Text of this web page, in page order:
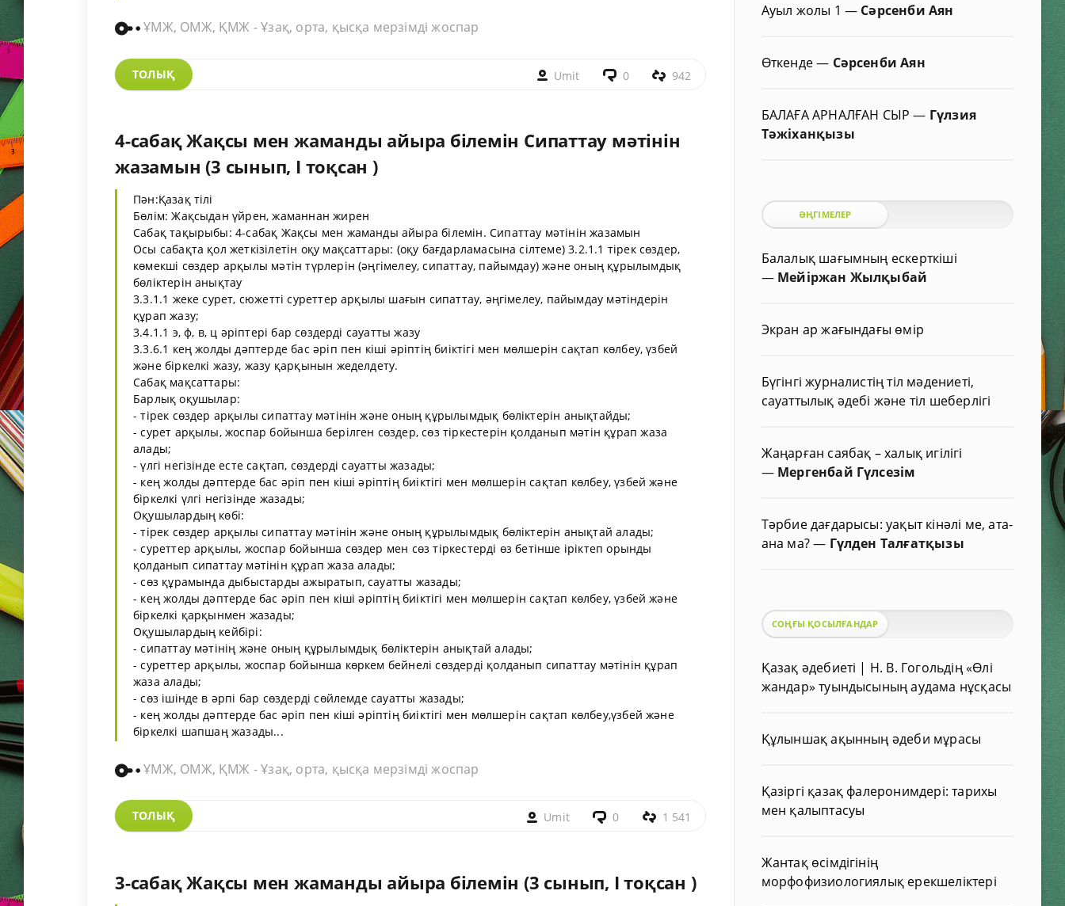
ҰМЖ, ОМЖ, ҚМЖ - Ұзақ, орта, қысқа мерзімді жоспар
ТОЛЫҚ Umit 0 942
4-сабақ Жақсы мен жаманды айыра білемін Сипаттау мәтінін
жазамын (3 сынып, I тоқсан )
Пән:Қазақ тілі
Бөлім: Жақсыдан үйрен, жаманнан жирен
Сабақ тақырыбы: 4-сабақ Жақсы мен жаманды айыра білемін. Сипаттау мәтінін жазамын
Осы сабақта қол жеткізілетін оқу мақсаттары: (оқу бағдарламасына сілтеме) 3.2.1.1 тірек сөздер,
көмекші сөздер арқылы мәтін түрлерін (әңгімелеу, сипаттау, пайымдау) және оның құрылымдық
бөліктерін анықтау
3.3.1.1 жеке сурет, сюжетті суреттер арқылы шағын сипаттау, әңгімелеу, пайымдау мәтіндерін
құрап жазу;
3.4.1.1 э, ф, в, ц әріптері бар сөздерді сауатты жазу
3.3.6.1 кең жолды дәптерде бас әріп пен кіші әріптің биіктігі мен мөлшерін сақтап көлбеу, үзбей
және біркелкі жазу, жазу қарқынын жеделдету.
Сабақ мақсаттары:
Барлық оқушылар:
- тірек сөздер арқылы сипаттау мәтінін және оның құрылымдық бөліктерін анықтайды;
- сурет арқылы, жоспар бойынша берілген сөздер, сөз тіркестерін қолданып мәтін құрап жаза
алады;
- үлгі негізінде есте сақтап, сөздерді сауатты жазады;
- кең жолды дәптерде бас әріп пен кіші әріптің биіктігі мен мөлшерін сақтап көлбеу, үзбей және
біркелкі үлгі негізінде жазады;
Оқушылардың көбі:
- тірек сөздер арқылы сипаттау мәтінін және оның құрылымдық бөліктерін анықтай алады;
- суреттер арқылы, жоспар бойынша сөздер мен сөз тіркестерді өз бетінше іріктеп орынды
қолданып сипаттау мәтінін құрап жаза алады;
- сөз құрамында дыбыстарды ажыратып, сауатты жазады;
- кең жолды дәптерде бас әріп пен кіші әріптің биіктігі мен мөлшерін сақтап көлбеу, үзбей және
біркелкі қарқынмен жазады;
Оқушылардың кейбірі:
- сипаттау мәтінің және оның құрылымдық бөліктерін анықтай алады;
- суреттер арқылы, жоспар бойынша көркем бейнелі сөздерді қолданып сипаттау мәтінін құрап
жаза алады;
- сөз ішінде в әрпі бар сөздерді сөйлемде сауатты жазады;
- кең жолды дәптерде бас әріп пен кіші әріптің биіктігі мен мөлшерін сақтап көлбеу,үзбей және
біркелкі шапшаң жазады...
ҰМЖ, ОМЖ, ҚМЖ - Ұзақ, орта, қысқа мерзімді жоспар
ТОЛЫҚ Umit 0 1 541
3-сабақ Жақсы мен жаманды айыра білемін (3 сынып, I тоқсан )
Ауыл жолы 1 — Сәрсенби Аян
Өткенде— Сәрсенби Аян
БАЛАҒА АРНАЛҒАН СЫР— Гүлзия
Тәжіханқызы
ӘҢГІМЕЛЕР
Балалық шағымның ескерткіші
— Мейіржан Жылқыбай
Экран ар жағындағы өмір
Бүгінгі журналистің тіл мәдениеті,
сауаттылық әдебі және тіл шеберлігі
Жаңарған саябақ – халық игілігі
— Мергенбай Гүлсезім
Тәрбие дағдарысы: уақыт кінәлі ме, ата-
ана ма?— Гүлден Талғатқызы
СОҢҒЫ ҚОСЫЛҒАНДАР
Қазақ әдебиеті | Н. В. Гогольдің «Өлі
жандар» туындысының аудама нұсқасы
Құлыншақ ақынның әдеби мұрасы
Қазіргі қазақ фалеронимдері: тарихы
мен қалыптасуы
Жантақ өсімдігінің
морфофизиологиялық ерекшеліктері